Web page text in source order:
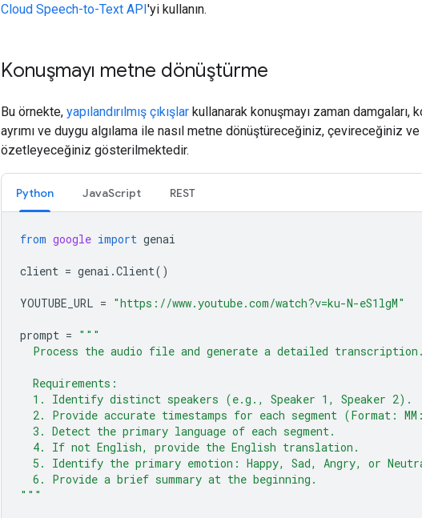
Cloud Speech-to-Text API'yi kullanın.
Konuşmayı metne dönüştürme
Bu örnekte, yapılandırılmış çıkışlar kullanarak konuşmayı zaman damgaları,
ayrımı ve duygu algılama ile nasıl metne dönüştüreceğiniz, çevireceğiniz ve
özetleyeceğiniz gösterilmektedir.
Python JavaScript REST
from google import genai
client = genai .Client()
YOUTUBE_URL = "https://www.youtube.com/watch?v=ku-N-eS1lgM"
prompt = """
  Process the audio file and generate a detailed transcription.
  Requirements:
  1. Identify distinct speakers (e.g., Speaker 1, Speaker 2).
2. Provide accurate timestamps for each segment (Format:
  3. Detect the primary language of each segment.
  4. If not English, provide the English translation.
5. Identify the primary emotion: Happy, Sad, Angry, or
  6. Provide a brief summary at the beginning.
"""